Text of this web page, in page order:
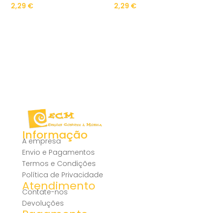
2,29 € 2,29 €
Informação
A empresa
Envio e Pagamentos
Termos e Condições
Política de Privacidade
Atendimento
Contate-nos
Devoluções